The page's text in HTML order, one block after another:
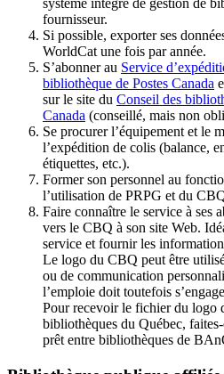
fournisseur.
Si possible, exporter ses
WorldCat une fois par année.
S’abonner au Service
bibliothèque de Postes Canada
sur le site du Conseil des
Canada (conseillé, mais non
Se procurer l’équipement et le
l’expédition de colis (balance,
étiquettes, etc.).
Former son personnel au
l’utilisation de PRPG et du
Faire connaître le service à ses
vers le CBQ à son site Web.
service et fournir les
Le logo du CBQ peut être
ou de communication
l’emploie doit toutefois
Pour recevoir le fichier du logo
bibliothèques du Québec,
prêt entre bibliothèques de